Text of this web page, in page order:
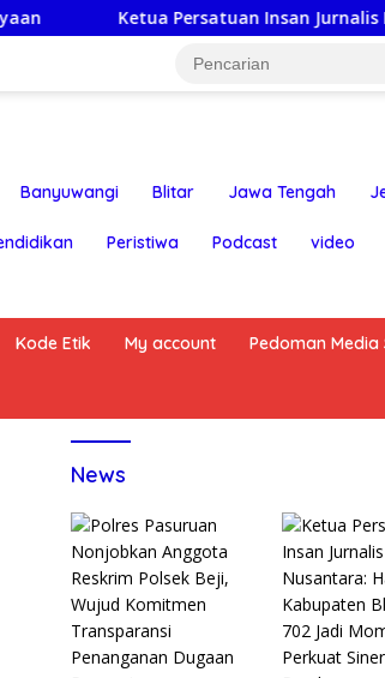
Ketua Persatuan Insan Jurnalis Nusantara:
Banyuwangi Blitar Jawa Tengah
Peristiwa Podcast video
Kode Etik My account Pedoman Media
News